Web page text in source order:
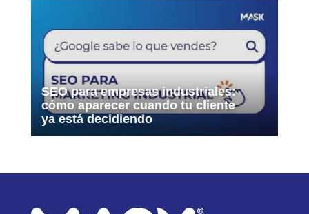
SEO para empresas industriales:
cómo aparecer cuando tu cliente
ya está decidiendo